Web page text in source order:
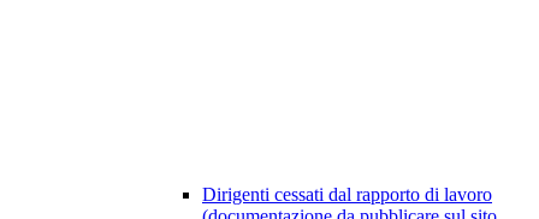
Dirigenti cessati dal rapporto di lavoro